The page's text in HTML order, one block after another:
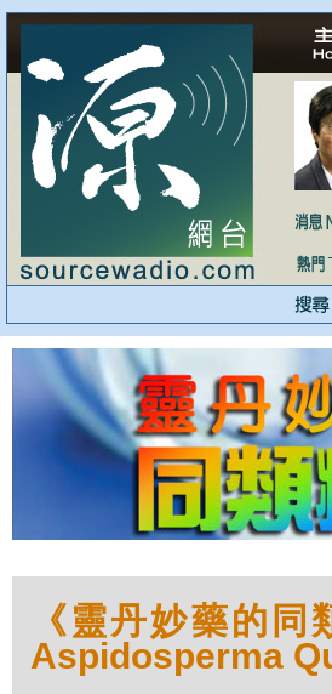
《靈丹妙藥的
Aspidosperma